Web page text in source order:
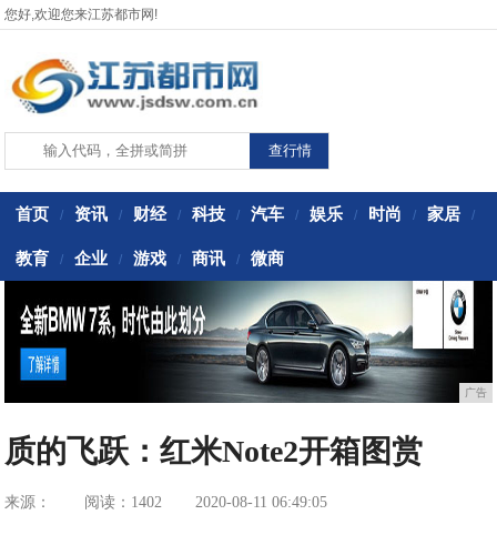
您好,欢迎您来江苏都市网!
首页 / 资讯 / 财经 / 科技 / 汽车 / 娱乐 / 时尚 / 家居 /
教育 / 企业 / 游戏 / 商讯 / 微商
广告
质的飞跃：红米Note2开箱图赏
来源： 阅读：1402 2020-08-11 06:49:05